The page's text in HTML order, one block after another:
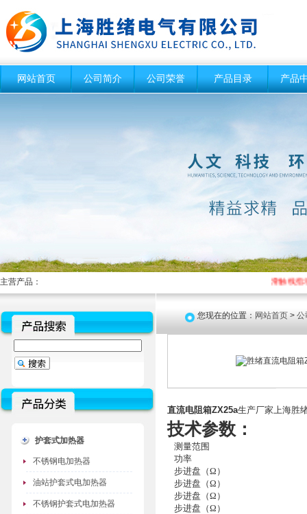
网站首页 公司简介 公司荣誉 产品目录 产品
主营产品： 滑触线指示
护套式加热器
不锈钢电加热器
油站护套式电加热器
不锈钢护套式电加热器
您现在的位置： 网站首页 > 公
直流电阻箱ZX25a生产厂家上海胜
技术参数：
测量范围
功率
步进盘（Ω）
步进盘（Ω）
步进盘（Ω）
步进盘（Ω）